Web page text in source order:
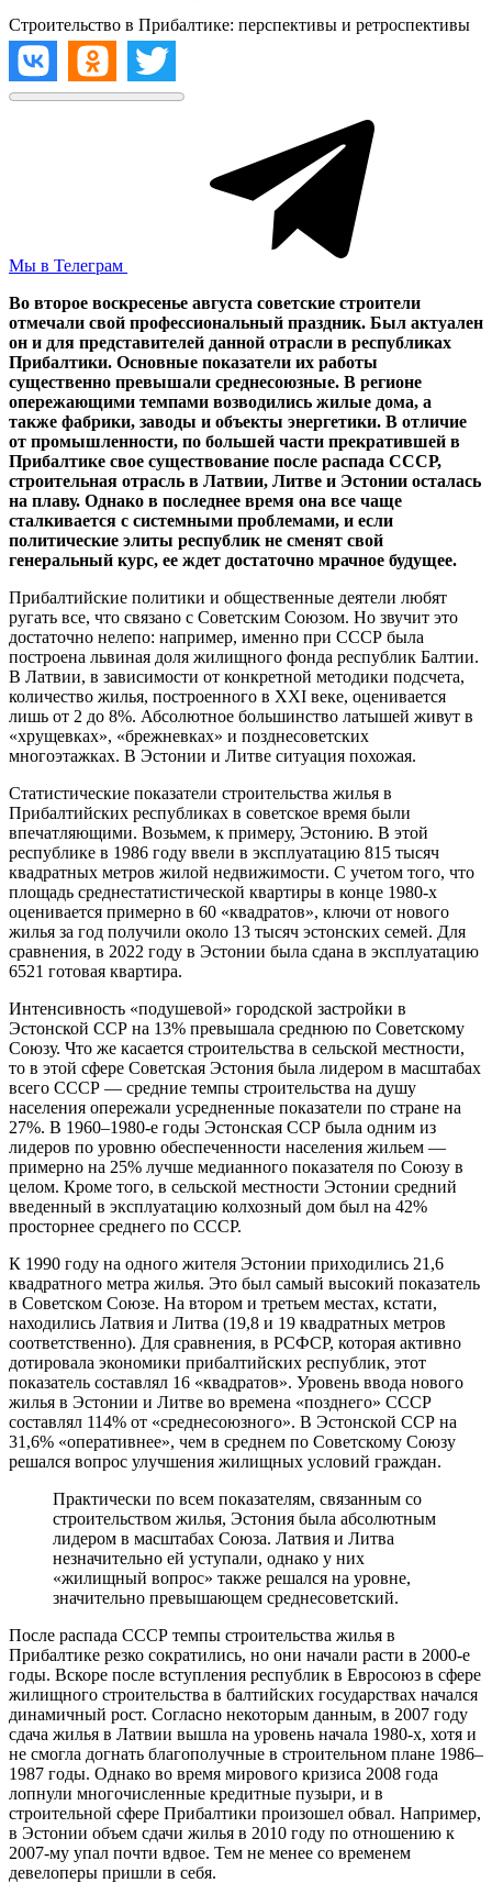
Строительство в Прибалтике: перспективы и ретроспективы
Мы в Телеграм
Во второе воскресенье августа советские строители
отмечали свой профессиональный праздник. Был актуален
он и для представителей данной отрасли в республиках
Прибалтики. Основные показатели их работы
существенно превышали среднесоюзные. В регионе
опережающими темпами возводились жилые дома, а
также фабрики, заводы и объекты энергетики. В отличие
от промышленности, по большей части прекратившей в
Прибалтике свое существование после распада СССР,
строительная отрасль в Латвии, Литве и Эстонии осталась
на плаву. Однако в последнее время она все чаще
сталкивается с системными проблемами, и если
политические элиты республик не сменят свой
генеральный курс, ее ждет достаточно мрачное будущее.
Прибалтийские политики и общественные деятели любят
ругать все, что связано с Советским Союзом. Но звучит это
достаточно нелепо: например, именно при СССР была
построена львиная доля жилищного фонда республик Балтии.
В Латвии, в зависимости от конкретной методики подсчета,
количество жилья, построенного в XXI веке, оценивается
лишь от 2 до 8%. Абсолютное большинство латышей живут в
«хрущевках», «брежневках» и позднесоветских
многоэтажках. В Эстонии и Литве ситуация похожая.
Статистические показатели строительства жилья в
Прибалтийских республиках в советское время были
впечатляющими. Возьмем, к примеру, Эстонию. В этой
республике в 1986 году ввели в эксплуатацию 815 тысяч
квадратных метров жилой недвижимости. С учетом того, что
площадь среднестатистической квартиры в конце 1980-х
оценивается примерно в 60 «квадратов», ключи от нового
жилья за год получили около 13 тысяч эстонских семей. Для
сравнения, в 2022 году в Эстонии была сдана в эксплуатацию
6521 готовая квартира.
Интенсивность «подушевой» городской застройки в
Эстонской ССР на 13% превышала среднюю по Советскому
Союзу. Что же касается строительства в сельской местности,
то в этой сфере Советская Эстония была лидером в масштабах
всего СССР — средние темпы строительства на душу
населения опережали усредненные показатели по стране на
27%. В 1960–1980-е годы Эстонская ССР была одним из
лидеров по уровню обеспеченности населения жильем —
примерно на 25% лучше медианного показателя по Союзу в
целом. Кроме того, в сельской местности Эстонии средний
введенный в эксплуатацию колхозный дом был на 42%
просторнее среднего по СССР.
К 1990 году на одного жителя Эстонии приходились 21,6
квадратного метра жилья. Это был самый высокий показатель
в Советском Союзе. На втором и третьем местах, кстати,
находились Латвия и Литва (19,8 и 19 квадратных метров
соответственно). Для сравнения, в РСФСР, которая активно
дотировала экономики прибалтийских республик, этот
показатель составлял 16 «квадратов». Уровень ввода нового
жилья в Эстонии и Литве во времена «позднего» СССР
составлял 114% от «среднесоюзного». В Эстонской ССР на
31,6% «оперативнее», чем в среднем по Советскому Союзу
решался вопрос улучшения жилищных условий граждан.
Практически по всем показателям, связанным со
строительством жилья, Эстония была абсолютным
лидером в масштабах Союза. Латвия и Литва
незначительно ей уступали, однако у них
«жилищный вопрос» также решался на уровне,
значительно превышающем среднесоветский.
После распада СССР темпы строительства жилья в
Прибалтике резко сократились, но они начали расти в 2000-е
годы. Вскоре после вступления республик в Евросоюз в сфере
жилищного строительства в балтийских государствах начался
динамичный рост. Согласно некоторым данным, в 2007 году
сдача жилья в Латвии вышла на уровень начала 1980-х, хотя и
не смогла догнать благополучные в строительном плане 1986–
1987 годы. Однако во время мирового кризиса 2008 года
лопнули многочисленные кредитные пузыри, и в
строительной сфере Прибалтики произошел обвал. Например,
в Эстонии объем сдачи жилья в 2010 году по отношению к
2007-му упал почти вдвое. Тем не менее со временем
девелоперы пришли в себя.